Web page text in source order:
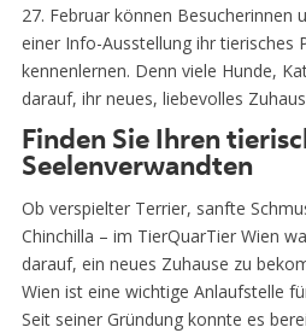
27. Februar können Besucherinnen
einer Info-Ausstellung ihr tierisches
kennenlernen. Denn viele Hunde,
darauf, ihr neues, liebevolles
Finden Sie Ihren
Seelenverwandten
Ob verspielter Terrier, sanfte
Chinchilla – im TierQuarTier Wien
darauf, ein neues Zuhause zu
Wien ist eine wichtige Anlaufstelle
Seit seiner Gründung konnte es